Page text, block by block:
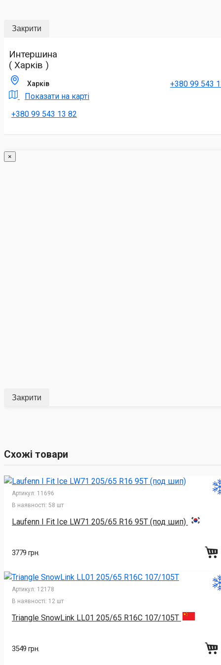
Закрити
Интершина
( Харків )
Харків
Показати на карті
+380 99 543 13 82
+380 99 543
×
Закрити
Схожі товари
Артикул: 11696
В наявності: 58 шт
Laufenn I Fit Ice LW71 205/65 R16 95T (под шип)
3779 грн.
Артикул: 12178
В наявності: 12 шт
Triangle SnowLink LL01 205/65 R16C 107/105T
3549 грн.